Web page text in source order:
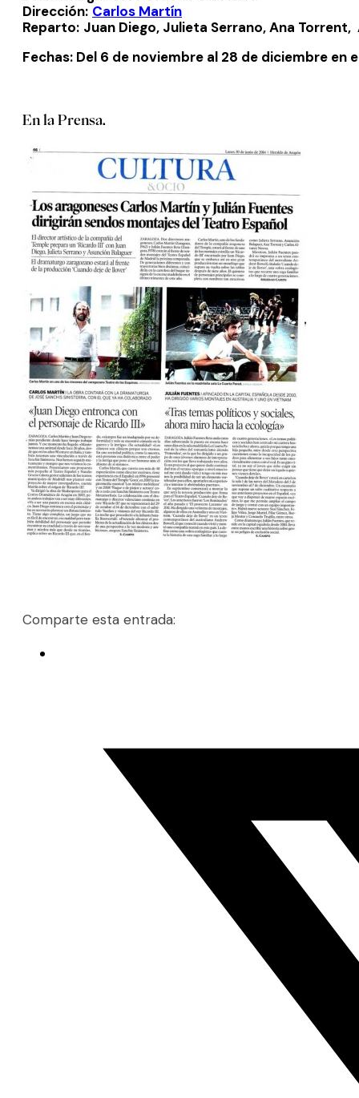
Dirección: Carlos Martín
Reparto: Juan Diego, Julieta Serrano, Ana
Fechas: Del 6 de noviembre al 28 de diciembre en
En la Prensa.
Comparte esta entrada: